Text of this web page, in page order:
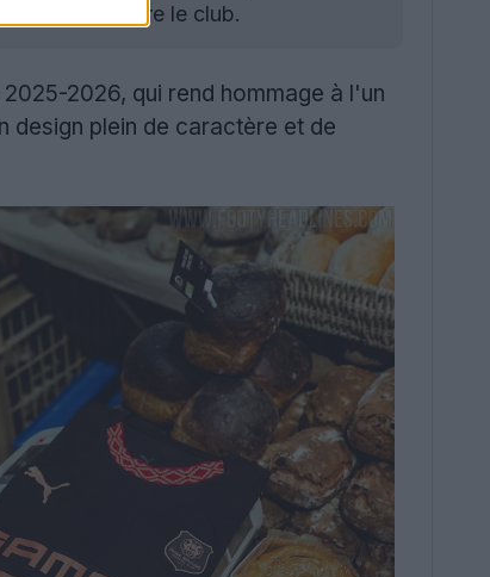
qui entoure le club.
2026, qui rend hommage à l'un
design plein de caractère et de